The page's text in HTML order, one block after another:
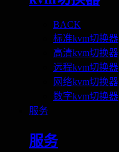
BACK
标准kvm切换器
高清kvm切换器
远程kvm切换器
网络kvm切换器
数字kvm切换器
服务
服务